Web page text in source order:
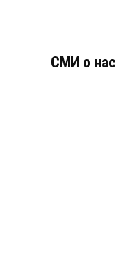
СМИ о нас